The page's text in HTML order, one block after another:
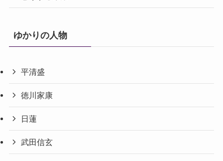
ゆかりの人物
平清盛
徳川家康
日蓮
武田信玄